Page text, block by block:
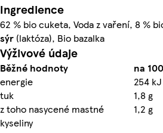
Ingredience
62 % bio cuketa, Voda z vaření, 8 %
sýr (laktóza), Bio bazalka
Výživové údaje
Běžné hodnoty
na
energie
254
tuk
1,8 g
z toho nasycené mastné
kyseliny
1,2 g